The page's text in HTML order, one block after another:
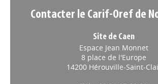
Contacter le Carif-Oref de
Site de Caen
Espace Jean Monnet
8 place de l'Europe
14200 Hérouville-Saint-